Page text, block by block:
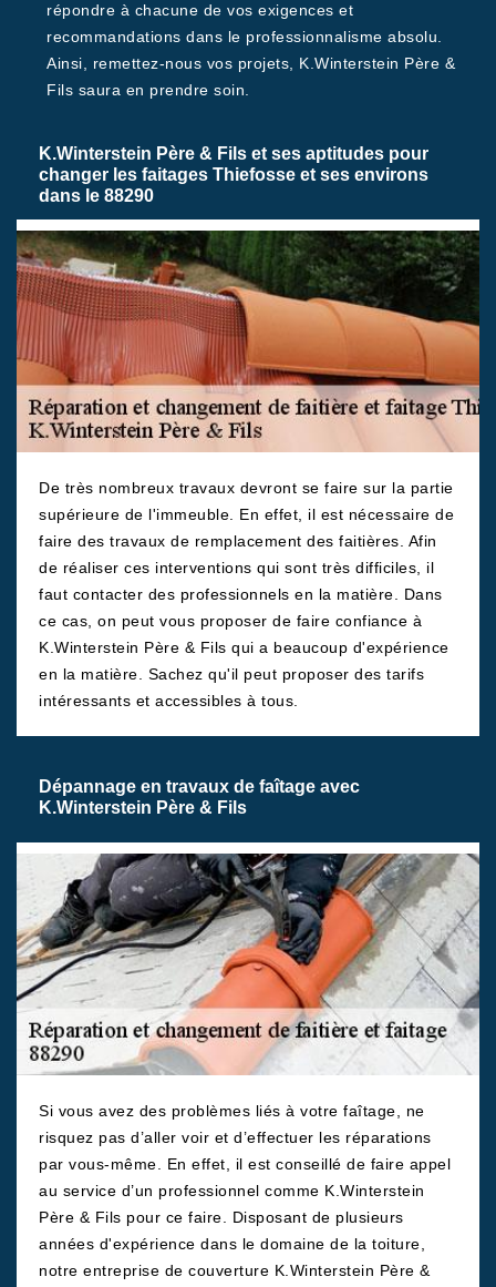
répondre à chacune de vos exigences et
recommandations dans le professionnalisme absolu.
Ainsi, remettez-nous vos projets, K.Winterstein Père &
Fils saura en prendre soin.
K.Winterstein Père & Fils et ses aptitudes pour
changer les faitages Thiefosse et ses environs
dans le 88290
De très nombreux travaux devront se faire sur la partie
supérieure de l'immeuble. En effet, il est nécessaire de
faire des travaux de remplacement des faitières. Afin
de réaliser ces interventions qui sont très difficiles, il
faut contacter des professionnels en la matière. Dans
ce cas, on peut vous proposer de faire confiance à
K.Winterstein Père & Fils qui a beaucoup d'expérience
en la matière. Sachez qu'il peut proposer des tarifs
intéressants et accessibles à tous.
Dépannage en travaux de faîtage avec
K.Winterstein Père & Fils
Si vous avez des problèmes liés à votre faîtage, ne
risquez pas d’aller voir et d’effectuer les réparations
par vous-même. En effet, il est conseillé de faire appel
au service d’un professionnel comme K.Winterstein
Père & Fils pour ce faire. Disposant de plusieurs
années d'expérience dans le domaine de la toiture,
notre entreprise de couverture K.Winterstein Père &